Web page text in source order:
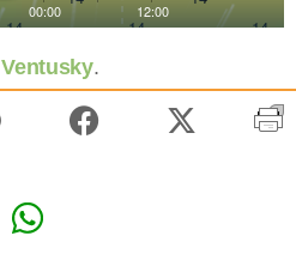
Ventusky.